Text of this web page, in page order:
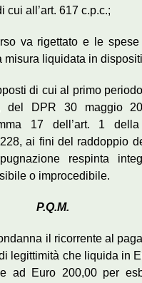
cui all’art. 617 c.p.c.;
va rigettato e le spese
misura liquidata in
di cui al primo
del DPR 30 maggio
17 dell’art. 1
ai fini del raddoppio
respinta
o improcedibile.
P.Q.M.
il ricorrente al
legittimità che liquida in
ad Euro 200,00 per